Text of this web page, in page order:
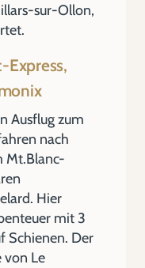
sur-Ollon,
Express,
Ausflug zum
nach
Mt.Blanc-
Hier
mit 3
Schienen. Der
von Le